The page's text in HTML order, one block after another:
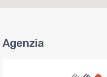
Agenzia